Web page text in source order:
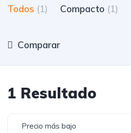
Todos (1) Compacto (1)
Comparar
1 Resultado
Precio más bajo